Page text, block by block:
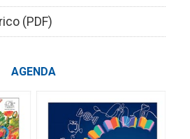
(PDF)
AGENDA